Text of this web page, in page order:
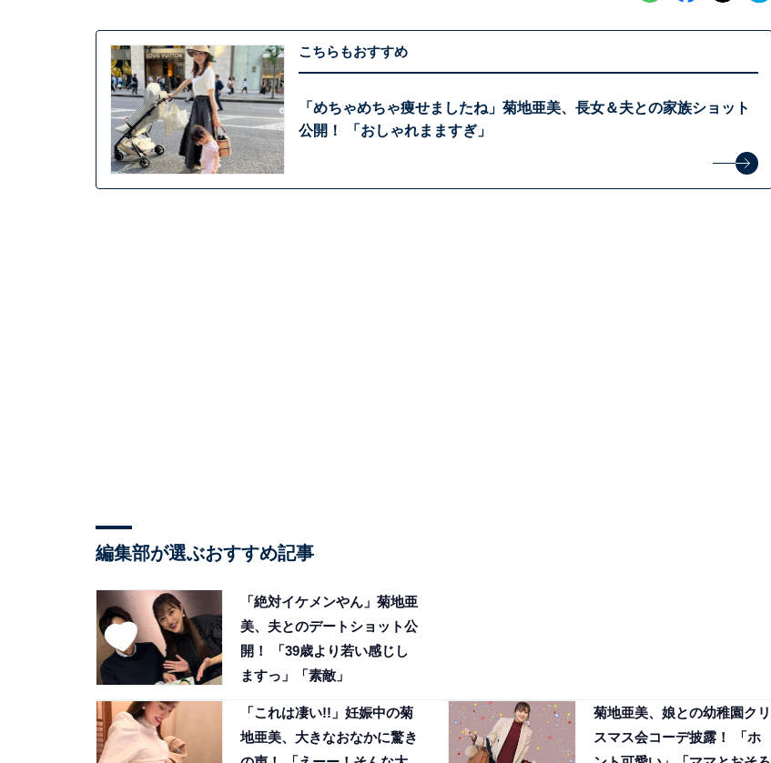
こちらもおすすめ
「めちゃめちゃ痩せましたね」菊地亜美、長女＆夫との家族ショット
公開！ 「おしゃれまますぎ」
編集部が選ぶおすすめ記事
「絶対イケメンやん」菊地亜
美、夫とのデートショット公
開！ 「39歳より若い感じし
ますっ」「素敵」
「これは凄い!!」妊娠中の菊
地亜美、大きなおなかに驚き
菊地亜美、娘との幼稚園クリ
スマス会コーデ披露！ 「ホ